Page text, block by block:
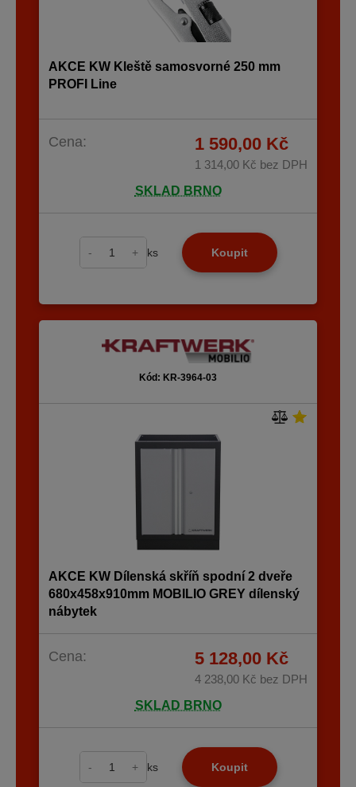
AKCE KW Kleště samosvorné 250 mm
PROFI Line
Cena: 1 590,00 Kč
1 314,00 Kč bez DPH
SKLAD BRNO
- + ks Koupit
Kód: KR-3964-03
AKCE KW Dílenská skříň spodní 2 dveře
680x458x910mm MOBILIO GREY dílenský
nábytek
Cena: 5 128,00 Kč
4 238,00 Kč bez DPH
SKLAD BRNO
- + ks Koupit